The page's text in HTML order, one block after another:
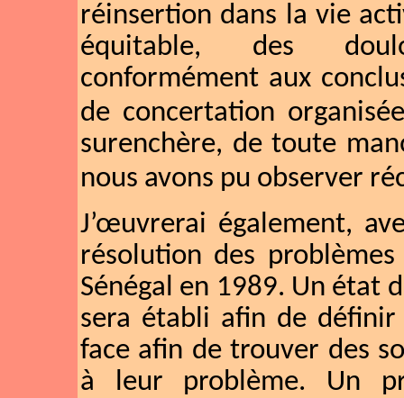
réinsertion dans la vie
équitable, des
conformément aux
de concertation
surenchère, de toute
nous avons pu observer
J’œuvrerai également,
résolution des
Sénégal en 1989. Un état
sera établi afin de
face afin de trouver des
à leur problème. Un